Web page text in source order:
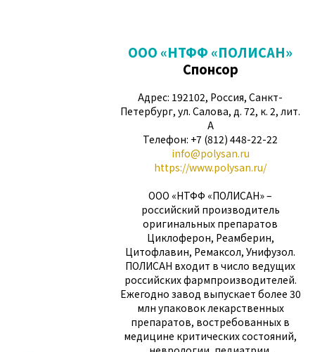
ООО «НТФФ «ПОЛИСАН»
Спонсор
Адрес: 192102, Россия, Санкт-
Петербург, ул. Салова, д. 72, к. 2, лит.
А
Телефон: +7 (812) 448-22-22
info@polysan.ru
https://www.polysan.ru/
ООО «НТФФ «ПОЛИСАН» –
российский производитель
оригинальных препаратов
Циклоферон, Реамберин,
Цитофлавин, Ремаксол, Унифузол.
ПОЛИСАН входит в число ведущих
российских фармпроизводителей.
Ежегодно завод выпускает более 30
млн упаковок лекарственных
препаратов, востребованных в
медицине критических состояний,